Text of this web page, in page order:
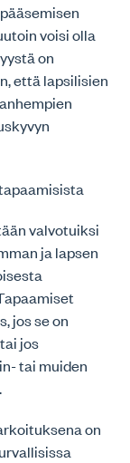
voisi olla
on
että lapsilisien
valvotuiksi
ja lapsen
jos se on
jos
tai muiden
on